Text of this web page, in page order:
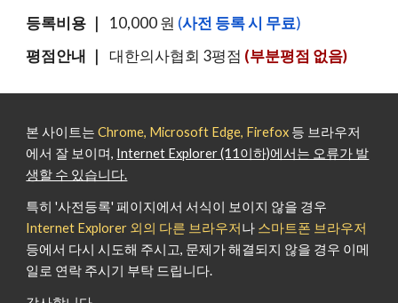
등록비용 ｜ 10,000 원 (사전 등록 시 무료)
평점안내 ｜ 대한의사협회 3평점 (부분평점 없음)
본 사이트는Chrome, Microsoft Edge, Firefox 등 브라우저
에서 잘 보이며, Internet Explorer (11이하)에서는 오류가 발
생할 수 있습니다.
특히 '사전등록' 페이지에서 서식이 보이지 않을 경우
Internet Explorer 외의 다른 브라우저나 스마트폰 브라우저
등에서 다시 시도해 주시고, 문제가 해결되지 않을 경우 이메
일로 연락 주시기 부탁 드립니다.